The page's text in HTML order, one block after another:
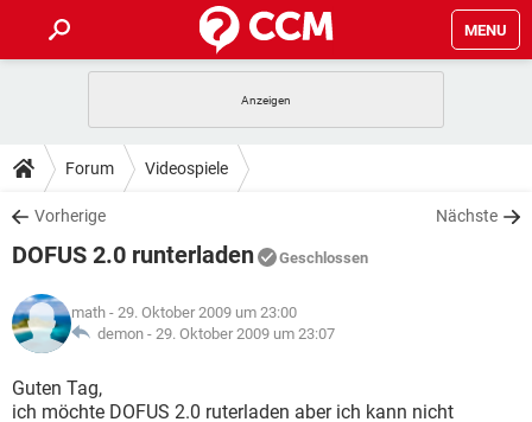
MENU
ANDROID
WINDOWS 10
WHATSAPP TIKTOK
FACEBOOK
TIPPS & TRICKS
SPIELE
WHATSAPP TIKTOK
FACEBOOK
DOWNLOADS
SPIELE STREAMING
ANDROID
WINDOWS 10 INSTAGRAM
WHATSAPP
FACEBOOK HARDWARE
SPIELE STREAMING
ANDROID
WINDOWS 10
LEXIKON
SPIELE
ANDROID IOS
Forum Videospiele
Vorherige Nächste
DOFUS 2.0 runterladen Geschlossen
math - 29. Oktober 2009 um 23:00
demon - 29. Oktober 2009 um 23:07
Guten Tag,
ich möchte DOFUS 2.0 ruterladen aber ich kann nicht